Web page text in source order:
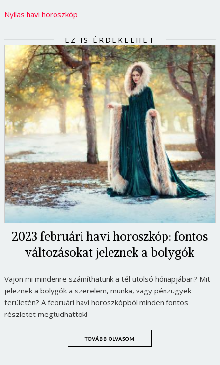
Nyilas havi horoszkóp
EZ IS ÉRDEKELHET
2023 februári havi horoszkóp: fontos
változásokat jeleznek a bolygók
Vajon mi mindenre számíthatunk a tél utolsó hónapjában? Mit
jeleznek a bolygók a szerelem, munka, vagy pénzügyek
területén? A februári havi horoszkópból minden fontos
részletet megtudhattok!
TOVÁBB OLVASOM